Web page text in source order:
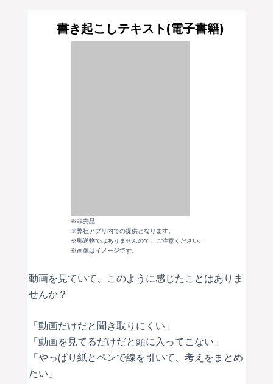
書き起こしテキスト(電子書籍)
動画を見ていて、このように感じたことはありま
せんか？
「動画だけだと聞き取りにくい」
「動画を見てるだけだと頭に入ってこない」
「やっぱり紙とペンで線を引いて、考えをまとめ
たい」
※非売品
※弊社アプリ内での提供となります。
※郵送物ではありませんので、ご注意ください。
※画像はイメージです。